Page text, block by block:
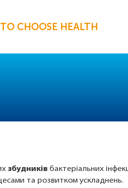
CHOOSE HEALTH
збудників бактеріальних
та розвитком ускладнень.